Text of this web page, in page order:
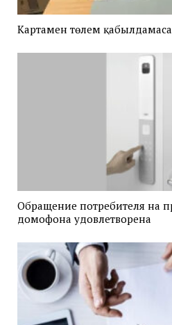
Картамен төлем қабылдамаса
Обращение потребителя на
домофона удовлетворена